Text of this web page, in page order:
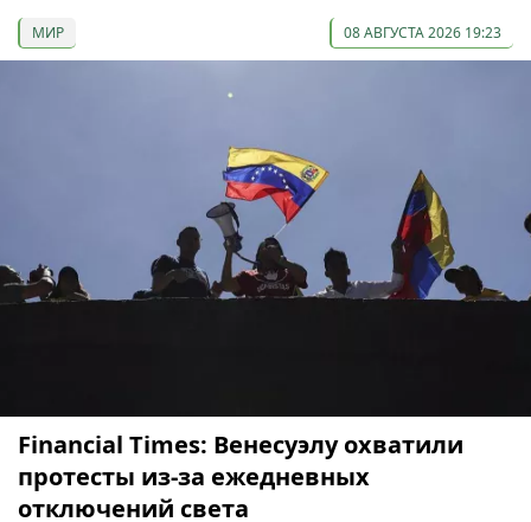
МИР 08 АВГУСТА 2026 19:23
Financial Times: Венесуэлу охватили
протесты из-за ежедневных
отключений света